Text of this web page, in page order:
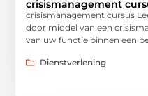
crisismanagement
crisismanagement cursus
door middel van een
van uw functie binnen een
Dienstverlening